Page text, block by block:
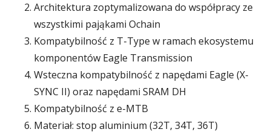
Architektura zoptymalizowana do współpracy ze
wszystkimi pająkami Ochain
Kompatybilność z T-Type w ramach ekosystemu
komponentów Eagle Transmission
Wsteczna kompatybilność z napędami Eagle (X-
SYNC II) oraz napędami SRAM DH
Kompatybilność z e-MTB
Materiał: stop aluminium (32T, 34T, 36T)